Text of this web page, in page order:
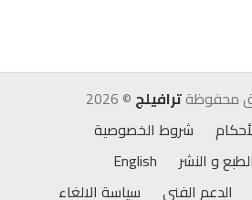
محفوظةترافيلج ©
2026
شروط الخصوصية
و النشر
English
الدعم الفني سياسة الالغاء